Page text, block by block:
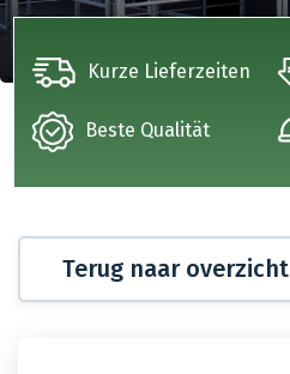
Kurze Lieferzeiten
Beste Qualität
Terug naar overzicht